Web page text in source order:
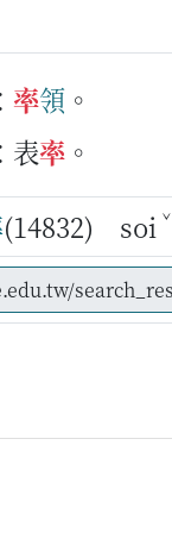
率領 。
表率 。
(14832) soi ˇ